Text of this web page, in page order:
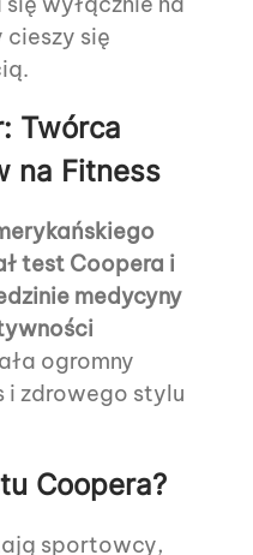
się
Twórca
na Fitness
test Coopera i
medycyny
ogromny
i zdrowego stylu
Coopera?
sportowcy,